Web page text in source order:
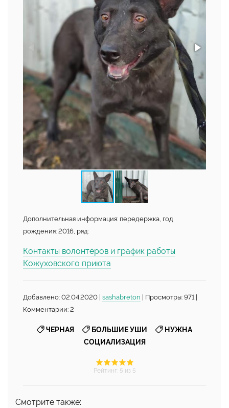
Дополнительная информация: передержка, год
рождения: 2016, ряд:
Контакты волонтёров и график работы
Кожуховского приюта
Добавлено: 02.04.2020 | sashabreton | Просмотры: 971 |
Комментарии: 2
ЧЕРНАЯ БОЛЬШИЕ УШИ
НУЖНА
СОЦИАЛИЗАЦИЯ
Рейтинг: 5 из 5
Смотрите также: